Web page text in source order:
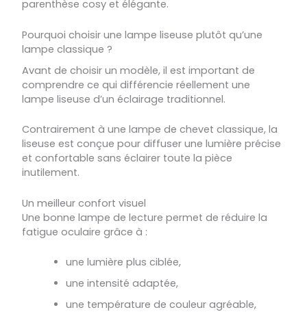
parenthèse cosy et élégante.
Pourquoi choisir une lampe liseuse plutôt qu’une
lampe classique ?
Avant de choisir un modèle, il est important de
comprendre ce qui différencie réellement une
lampe liseuse d’un éclairage traditionnel.
Contrairement à une lampe de chevet classique, la
liseuse est conçue pour diffuser une lumière précise
et confortable sans éclairer toute la pièce
inutilement.
Un meilleur confort visuel
Une bonne lampe de lecture permet de réduire la
fatigue oculaire grâce à :
une lumière plus ciblée,
une intensité adaptée,
une température de couleur agréable,